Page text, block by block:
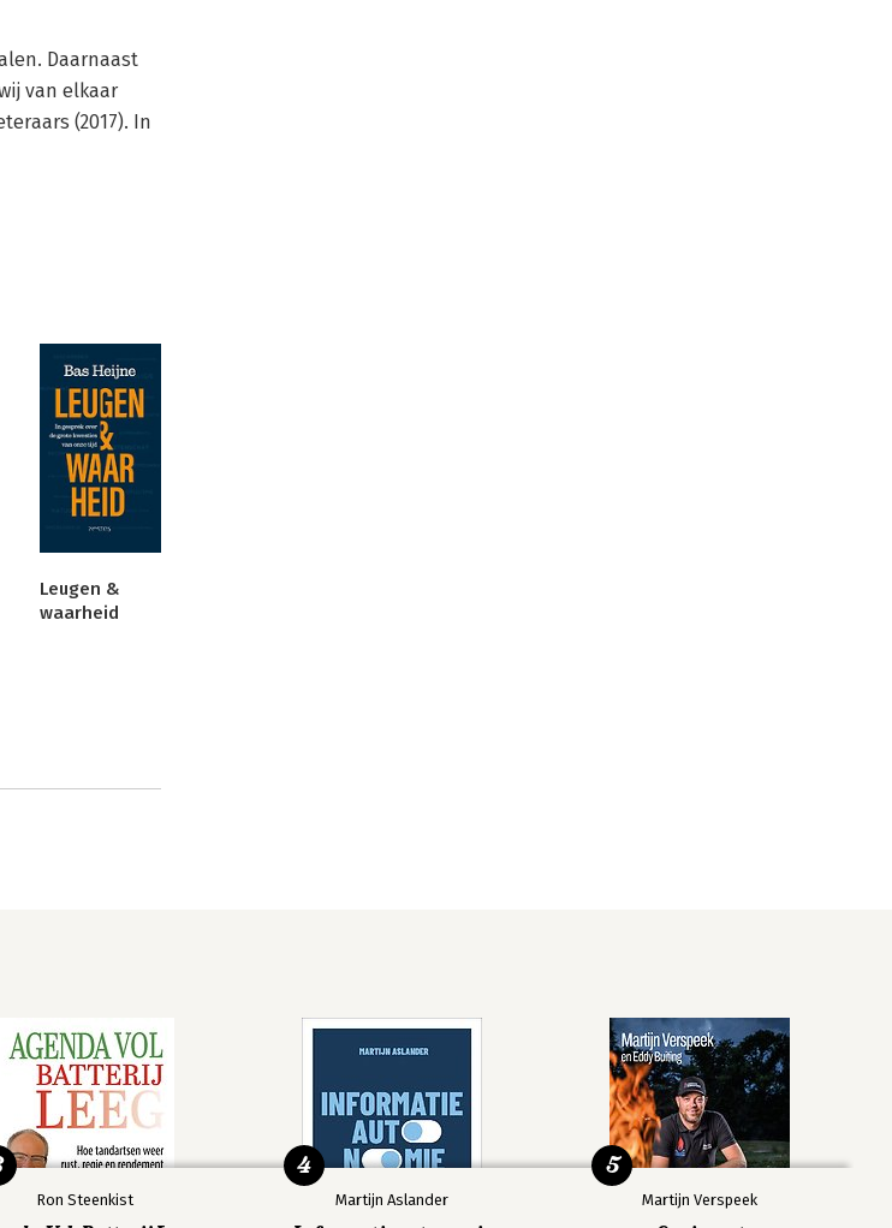
Daarnaast
van elkaar
(2017). In
Leugen &
waarheid
Ron Steenkist Martijn Aslander
4
Martijn Verspeek
5